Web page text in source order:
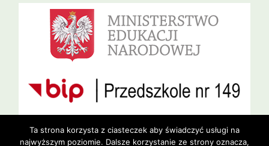
Ta strona korzysta z ciasteczek aby świadczyć usługi na
najwyższym poziomie. Dalsze korzystanie ze strony oznacza,